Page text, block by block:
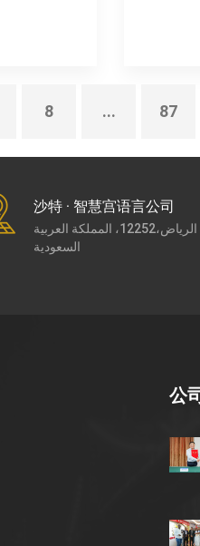
8 ... 87
沙特 · 智慧宫语言公司
طريق الملك عبد العزيز7430، حي الورود، الرياض،12252، المملكة العربية
السعودية
公